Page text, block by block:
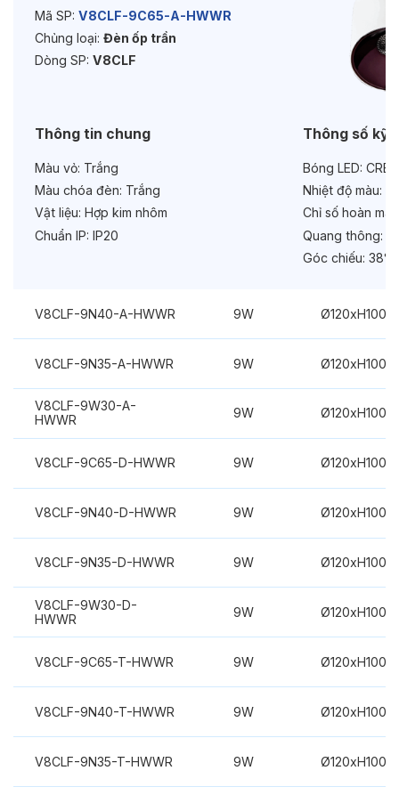
Bảo hành:3 năm
Mã SP: V8CLF-9C65-A-HWWR
Chủng loại: Đèn ốp trần
Dòng SP: V8CLF
Thông tin chung
Màu vỏ: Trắng
Màu chóa đèn: Trắng
Vật liệu: Hợp kim nhôm
Chuẩn IP: IP20
Thông số kỹ
Bóng LED:
Nhiệt độ màu:
Chỉ số hoàn
Quang thông:
Góc chiếu: 38°
V8CLF-9N40-A-HWWR 9W
V8CLF-9N35-A-HWWR 9W
V8CLF-9W30-A-
HWWR
9W
V8CLF-9C65-D-HWWR 9W
V8CLF-9N40-D-HWWR 9W
V8CLF-9N35-D-HWWR 9W
V8CLF-9W30-D-
HWWR
9W
V8CLF-9C65-T-HWWR 9W
V8CLF-9N40-T-HWWR 9W
V8CLF-9N35-T-HWWR 9W